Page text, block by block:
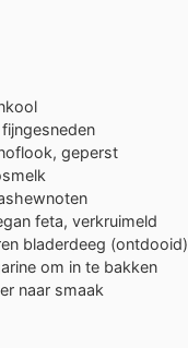
geperst
feta, verkruimeld
bladerdeeg (ontdooid)
om in te bakken
naar smaak